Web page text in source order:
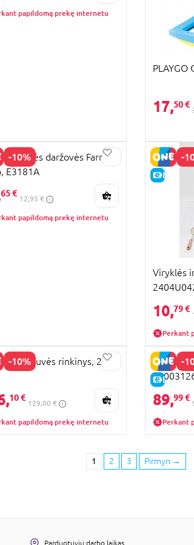
papildomą prekę internetu
PLAYGO
17,50 €
-10%
medinės daržovės Farm
E3181A
65 €
12,95 €
papildomą prekę internetu
-
E-KAINA
Viryklės
10,79 €
Perkant
-10%
XL virtuvės rinkinys, 2607
10 €
129,00 €
papildomą prekę internetu
-
E-
SMOBY
89,99 €
Perkant
1 2 3 Pirmyn →
Parduotuvių darbo laikas